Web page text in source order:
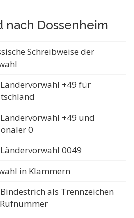
nach Dossenheim
Schreibweise der
+49 für
+49 und
0
0049
in Klammern
als Trennzeichen